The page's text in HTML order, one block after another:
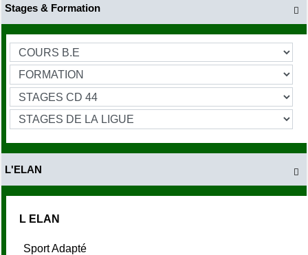

Stages & Formation

L'ELAN
L ELAN
Sport Adapté